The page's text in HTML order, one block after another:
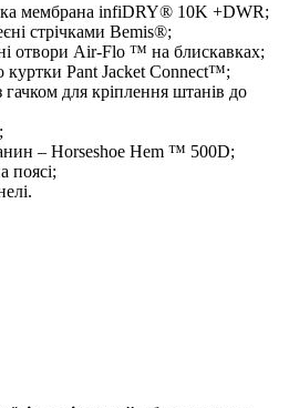
мембрана infiDRY® 10K +DWR;
стрічками Bemis®;
отвори Air-Flo ™ на блискавках;
куртки Pant Jacket Connect™;
гачком для кріплення штанів до
– Horseshoe Hem ™ 500D;
поясі;